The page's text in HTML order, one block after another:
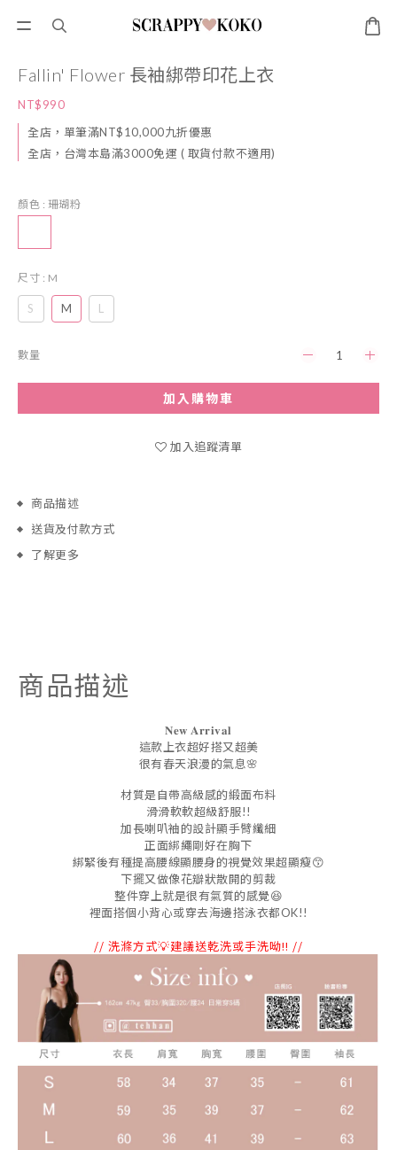
Fallin' Flower 長袖綁帶印花上衣
NT$990
全店，單筆滿NT$10,000九折優惠
全店，台灣本島滿3000免運 ( 取貨付款不適用)
顏色 : 珊瑚粉
尺寸 : M
S M L
數量
加入購物車
加入追蹤清單
商品描述
送貨及付款方式
了解更多
商品描述
𝐍𝐞𝐰 𝐀𝐫𝐫𝐢𝐯𝐚𝐥
這款上衣超好搭又超美
很有春天浪漫的氣息🌸
材質是自帶高級感的緞面布料
滑滑軟軟超級舒服!!
加長喇叭袖的設計顯手臂纖細
正面綁繩剛好在胸下
綁緊後有種提高腰線顯腰身的視覺效果超顯瘦😙
下擺又做像花瓣狀散開的剪裁
整件穿上就是很有氣質的感覺😆
裡面搭個小背心或穿去海邊搭泳衣都OK!!
// 洗滌方式💡建議送乾洗或手洗呦!! //